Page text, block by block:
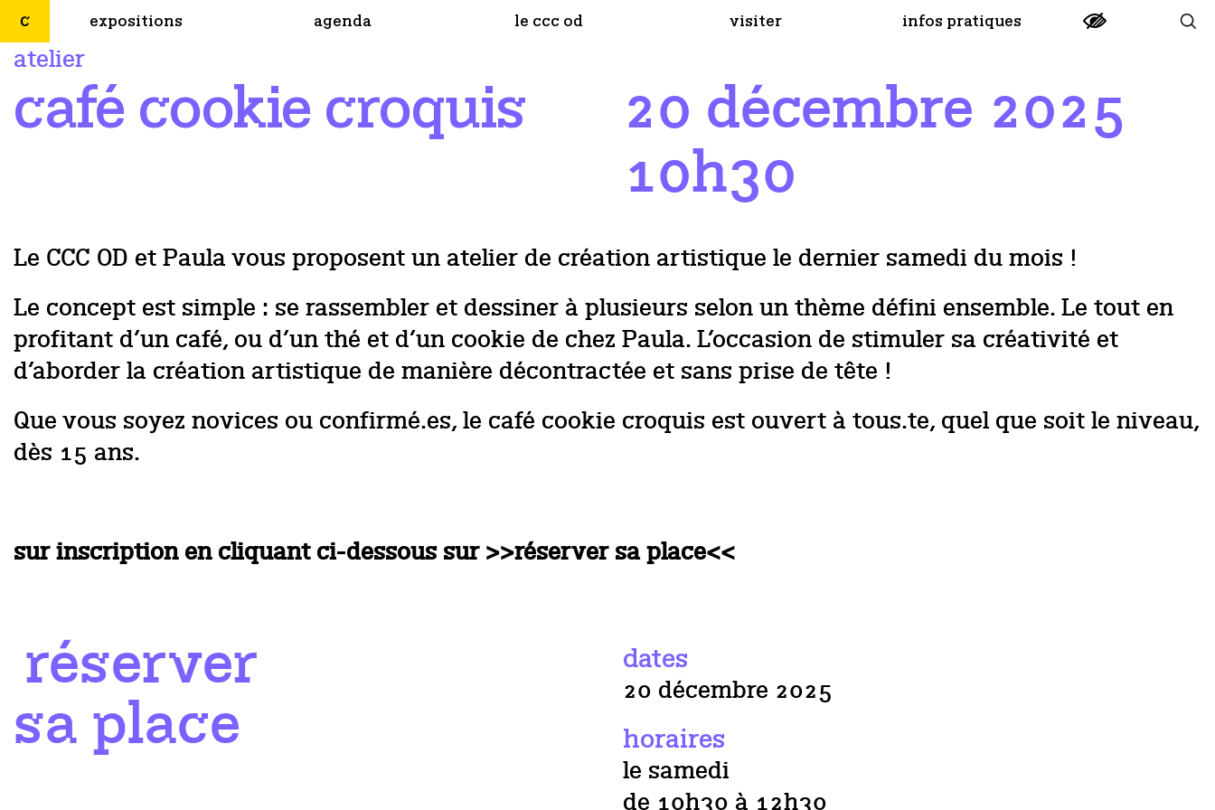
expositions agenda le ccc od visiter infos pratiques
atelier
café cookie croquis 20 décembre 2025
10h30
Le CCC OD et Paula vous proposent un atelier de création artistique le dernier samedi du mois !
Le concept est simple : se rassembler et dessiner à plusieurs selon un thème défini ensemble. Le tout en
profitant d’un café, ou d’un thé et d’un cookie de chez Paula. L’occasion de stimuler sa créativité et
d’aborder la création artistique de manière décontractée et sans prise de tête !
Que vous soyez novices ou confirmé.es, le café cookie croquis est ouvert à tous.te, quel que soit le niveau,
dès 15 ans.
sur inscription en cliquant ci-dessous sur >>réserver sa place<<
réserver
sa place
dates
20 décembre 2025
horaires
le samedi
de 10h30 à 12h30